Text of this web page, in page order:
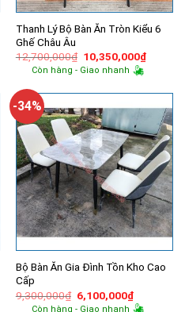
Thanh Lý Bộ Bàn Ăn Tròn Kiểu 6
Ghế Châu Âu
12,700,000₫ Giá
gốc
là:
10,350,000₫Giá
hiện
Còn hàng - Giao nhanh
-34%
Bộ Bàn Ăn Gia Đình Tồn Kho Cao
Cấp
9,300,000₫ Giá
gốc
6,100,000₫Giá
hiện
Còn hàng - Giao nhanh